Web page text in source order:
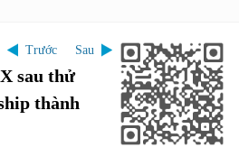
Trước Sau
sau thử
thành